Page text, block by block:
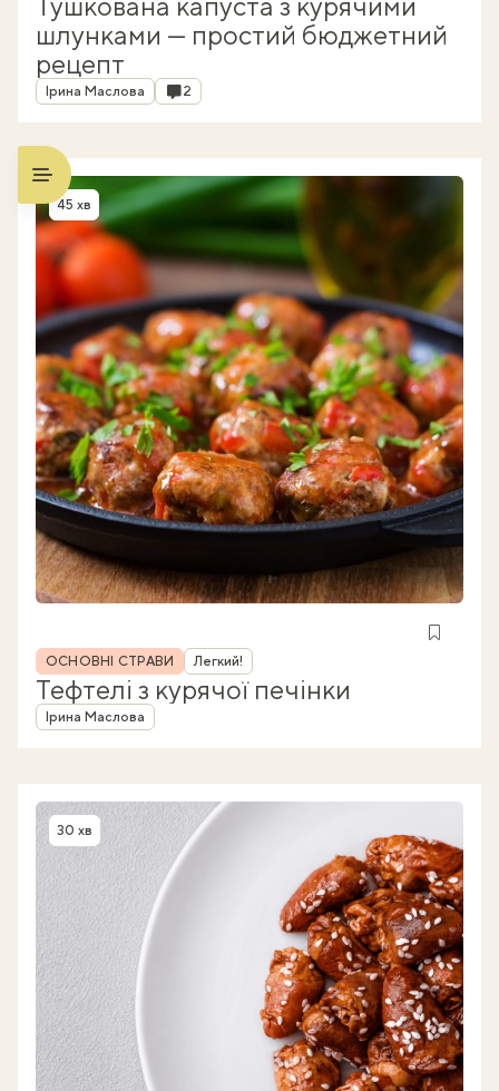
шлунками — простий бюджетний
рецепт
Автор
Ірина Маслова Коментарі
2
Час приготування
45 хв
Рубрика
ОСНОВНІ СТРАВИ Легкий!
Тефтелі з курячої печінки
Автор
Ірина Маслова
Час приготування
30 хв